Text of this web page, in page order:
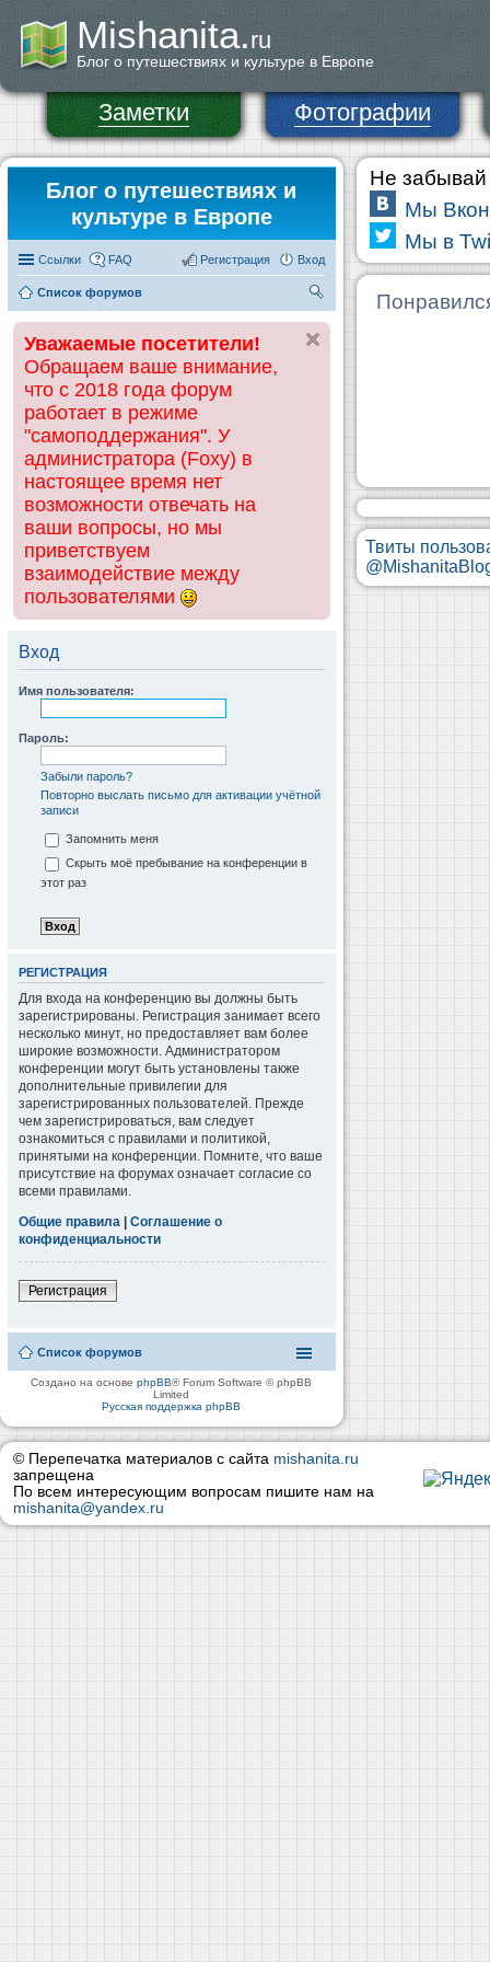
Mishanita.ru
Блог о путешествиях и культуре в Европе
Заметки Фотографии
Блог о путешествиях и
культуре в Европе
Ссылки FAQ Вход
Регистрация
Список форумов
ск
Уважаемые посетители!
Обращаем ваше внимание,
что с 2018 года форум
работает в режиме
"самоподдержания". У
администратора (Foxy) в
настоящее время нет
возможности отвечать на
ваши вопросы, но мы
приветствуем
взаимодействие между
пользователями
Вход
Имя пользователя:
Пароль:
Забыли пароль?
Повторно выслать письмо для активации учётной
записи
Запомнить меня
Скрыть моё пребывание на конференции в
этот раз
РЕГИСТРАЦИЯ
Для входа на конференцию вы должны быть
зарегистрированы. Регистрация занимает всего
несколько минут, но предоставляет вам более
широкие возможности. Администратором
конференции могут быть установлены также
дополнительные привилегии для
зарегистрированных пользователей. Прежде
чем зарегистрироваться, вам следует
ознакомиться с правилами и политикой,
принятыми на конференции. Помните, что ваше
присутствие на форумах означает согласие со
всеми правилами.
Общие правила | Соглашение о
конфиденциальности
Регистрация
Список форумов
Создано на основеphpBB® Forum Software © phpBB
Limited
Русская поддержка phpBB
Не забывай
Мы
Мы в
Твиты
© Перепечатка материалов с сайта mishanita.ru
запрещена
По всем интересующим вопросам пишите нам на
mishanita@yandex.ru